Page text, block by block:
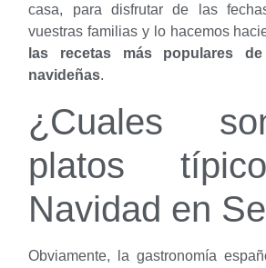
casa, para disfrutar de las
vuestras familias y lo hacemos
las recetas más populares
navideñas.
¿Cuales
platos
Navidad en
Obviamente, la gastronomía